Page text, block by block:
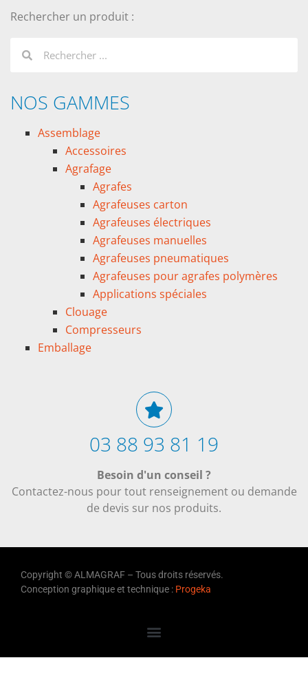
Rechercher un produit :
NOS GAMMES
Assemblage
Accessoires
Agrafage
Agrafes
Agrafeuses carton
Agrafeuses électriques
Agrafeuses manuelles
Agrafeuses pneumatiques
Agrafeuses pour agrafes polymères
Applications spéciales
Clouage
Compresseurs
Emballage
03 88 93 81 19
Besoin d'un conseil ?
Contactez-nous pour tout renseignement ou demande
de devis sur nos produits.
Copyright © ALMAGRAF – Tous droits réservés.
Conception graphique et technique : Progeka